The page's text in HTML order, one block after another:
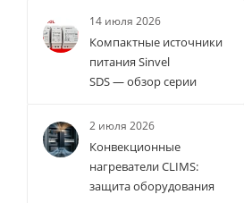
14 июля 2026
Компактные источники
питания Sinvel
SDS — обзор серии
2 июля 2026
Конвекционные
нагреватели CLIMS:
защита оборудования